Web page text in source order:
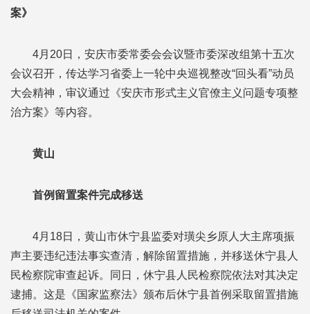
案》
4月20日，安庆市委常委会会议暨市委深改组第十五次
会议召开，传达学习省委上一轮中央巡视整改“回头看”动员
大会精神，审议通过《安庆市形式主义官僚主义问题专项整
治方案》等内容。
黄山
首例留置案件完成移送
4月18日，黄山市休宁县监委对璜尖乡原人大主席项振
声主要违纪违法事实查清，解除留置措施，并移送休宁县人
民检察院审查起诉。同日，休宁县人民检察院依法对其决定
逮捕。这是《国家监察法》颁布后休宁县首例采取留置措施